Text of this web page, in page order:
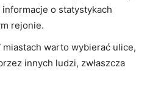
o statystykach
rejonie.
miastach warto wybierać ulice,
innych ludzi, zwłaszcza⁤